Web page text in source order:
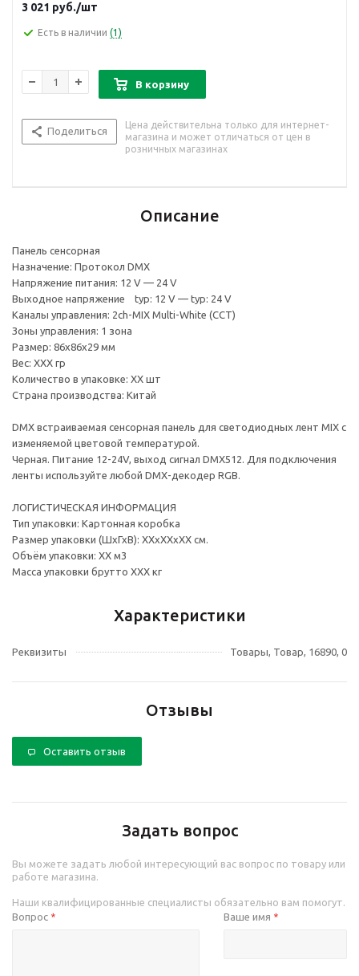
3 021 руб./шт
Есть в наличии (1)
В корзину
Поделиться
Цена действительна только для интернет-
магазина и может отличаться от цен в
розничных магазинах
Описание
Панель сенсорная
Назначение: Протокол DMX
Напряжение питания: 12 V — 24 V
Выходное напряжение typ: 12 V — typ: 24 V
Каналы управления: 2ch-MIX Multi-White (CCT)
Зоны управления: 1 зона
Размер: 86x86x29 мм
Вес: ХХХ гр
Количество в упаковке: ХХ шт
Страна производства: Китай
DMX встраиваемая сенсорная панель для светодиодных лент MIX с
изменяемой цветовой температурой.
Черная. Питание 12-24V, выход сигнал DMX512. Для подключения
ленты используйте любой DMX-декодер RGB.
ЛОГИСТИЧЕСКАЯ ИНФОРМАЦИЯ
Тип упаковки: Картонная коробка
Размер упаковки (ШхГхВ): ХХхХХхХХ см.
Объём упаковки: ХХ м3
Масса упаковки брутто ХХХ кг
Характеристики
Реквизиты Товары, Товар, 16890, 0
Отзывы
Оставить отзыв
Задать вопрос
Вы можете задать любой интересующий вас вопрос по товару или
работе магазина.
Наши квалифицированные специалисты обязательно вам помогут.
Вопрос * Ваше имя *